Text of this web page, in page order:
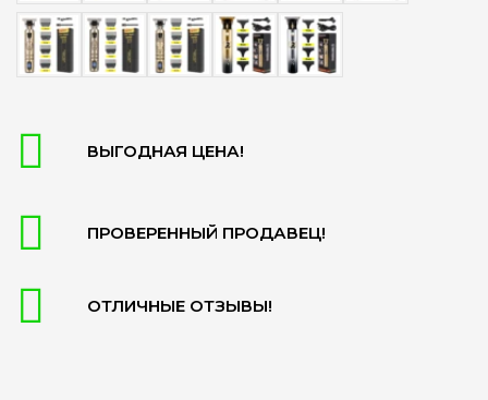
ВЫГОДНАЯ ЦЕНА!
ПРОВЕРЕННЫЙ ПРОДАВЕЦ!
ОТЛИЧНЫЕ ОТЗЫВЫ!